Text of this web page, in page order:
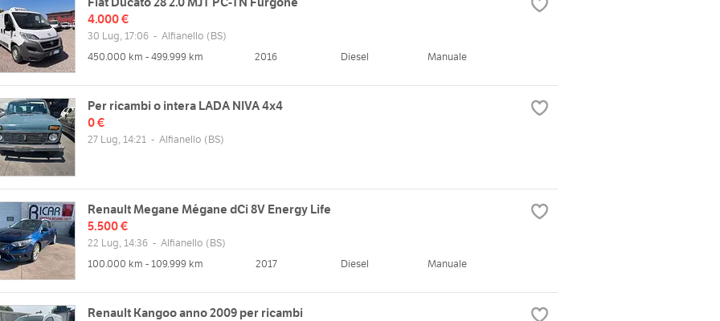
4.000 €
30 Lug, 17:06 - Alfianello (BS)
450.000 km - 499.999 km
2016 Diesel Manuale
Per ricambi o intera LADA NIVA 4x4
0 €
27 Lug, 14:21 - Alfianello (BS)
Renault Megane Mégane dCi 8V Energy Life
5.500 €
22 Lug, 14:36 - Alfianello (BS)
100.000 km - 109.999 km
2017 Diesel Manuale
Renault Kangoo anno 2009 per ricambi